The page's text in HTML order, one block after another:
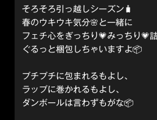
そろそろ引っ越しシーズン🧳
春のウキウキ気分🌸と一緒に
フェチ心をぎっちり💗みっちり💗
ぐるっと梱包しちゃいますよ📦
プチプチに包まれるもよし、
ラップに巻かれるもよし、
ダンボールは言わずもがな📦